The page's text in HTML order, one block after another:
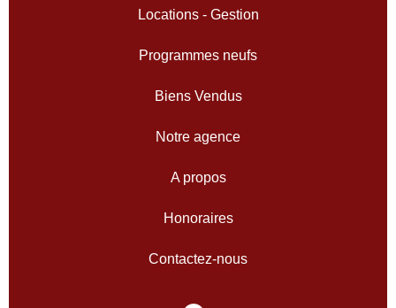
Locations - Gestion
Programmes neufs
Biens Vendus
Notre agence
A propos
Honoraires
Contactez-nous